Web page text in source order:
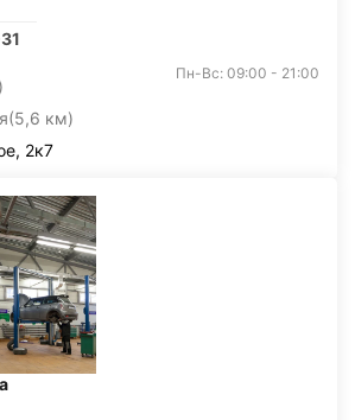
(5,6 км)
Пн-Вс: 09:00 - 21:00
2к7